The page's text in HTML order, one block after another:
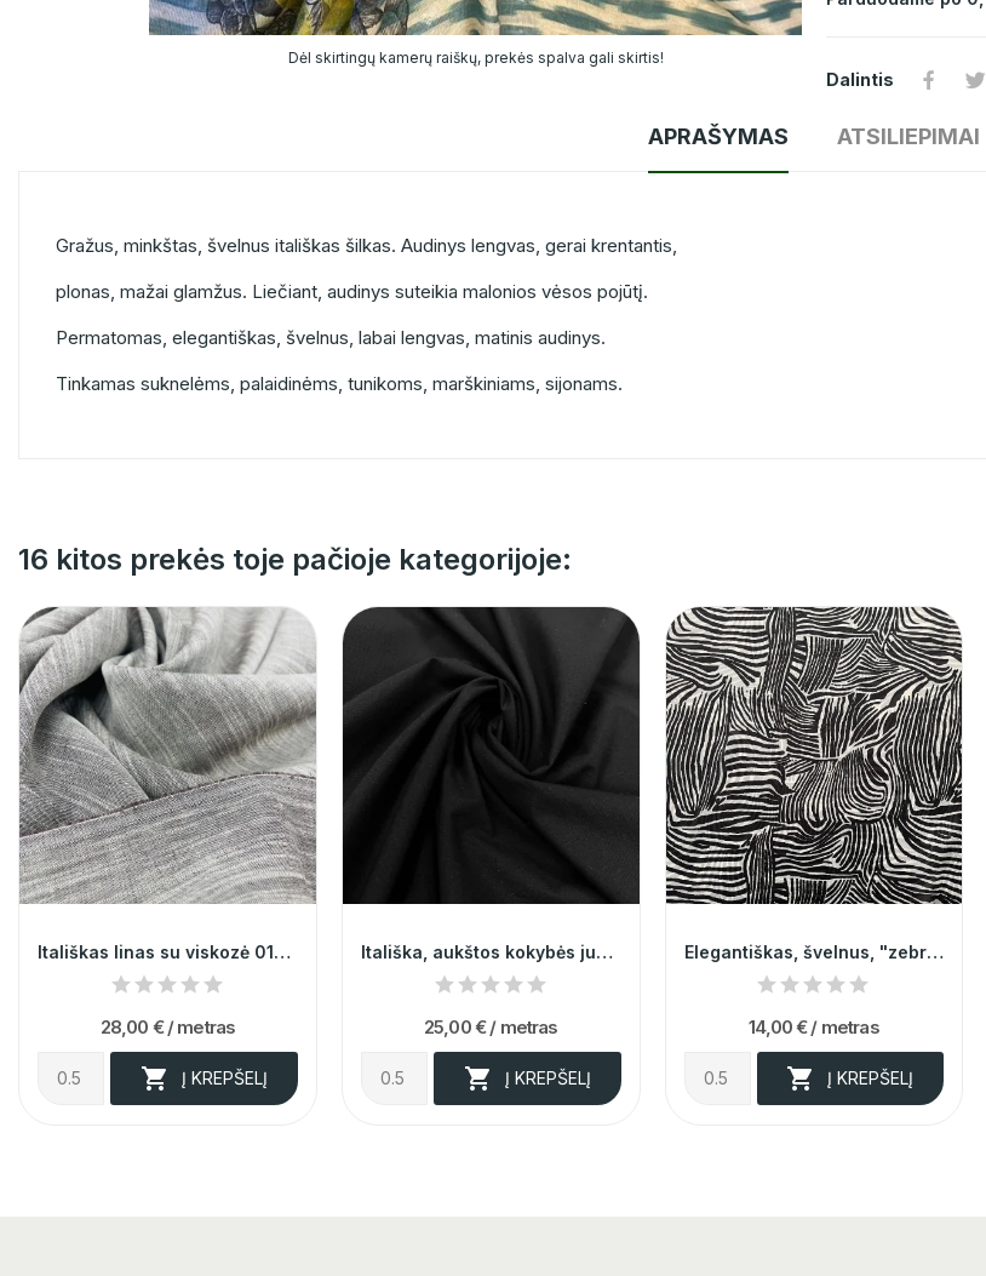
Dėl skirtingų kamerų raiškų, prekės spalva gali skirtis!
Dalintis
APRAŠYMAS ATSILIEPIMAI
Gražus, minkštas, švelnus itališkas šilkas. Audinys lengvas, gerai krentantis,
plonas, mažai glamžus. Liečiant, audinys suteikia malonios vėsos pojūtį.
Permatomas, elegantiškas, švelnus, labai lengvas, matinis audinys.
Tinkamas suknelėms, palaidinėms, tunikoms, marškiniams, sijonams.
16 kitos prekės toje pačioje kategorijoje:
Itališkas linas su viskozė 014257
28,00 € / metras
 Į KREPŠELĮ
Itališka, aukštos kokybės juodos spalvos...
25,00 € / metras
 Į KREPŠELĮ
Elegantiškas, švelnus, "zebro" rašto šifonas
14,00 €/ metras
 Į KREPŠELĮ